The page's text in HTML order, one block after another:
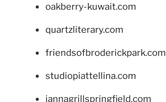
oakberry-kuwait.com
quartzliterary.com
friendsofbroderickpark.com
studiopiattellina.com
jannagrillspringfield.com